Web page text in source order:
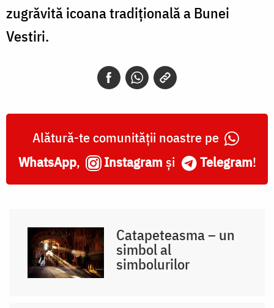
zugrăvită icoana tradițională a Bunei
Vestiri.
Alătură-te comunității noastre pe
WhatsApp, Instagram și Telegram!
Catapeteasma – un
simbol al
simbolurilor